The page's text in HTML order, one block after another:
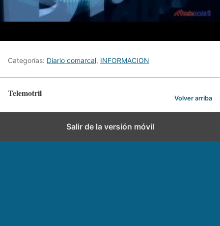
Categorías: Diario comarcal, INFORMACION
Telemotril Volver arriba
Salir de la versión móvil